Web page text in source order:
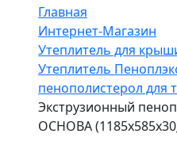
Главная
Интернет-Магазин
Утеплитель для
Утеплитель
пенополистерол для
Экструзионный
ОСНОВА